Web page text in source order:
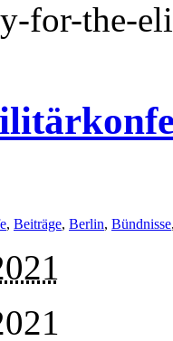
for-the-
, Beiträge, Berlin, Bündnisse